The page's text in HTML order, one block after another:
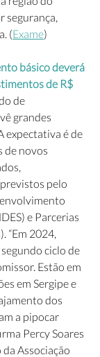
segurança,
(Exame)
básico deverá
de R$
de
grandes
expectativa é de
de novos
pelo
e Parcerias
“Em 2024,
ciclo de
Estão em
em Sergipe e
dos
a pipocar
Percy Soares
Associação